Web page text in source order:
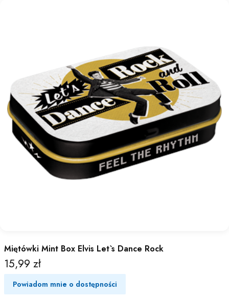
Miętówki Mint Box Elvis Let`s Dance Rock
Cena
15,99 zł
Powiadom mnie o dostępności